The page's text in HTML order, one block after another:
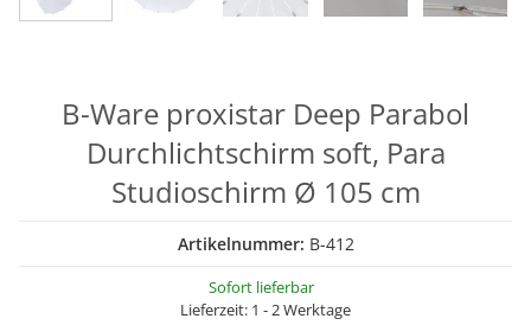
B-Ware proxistar Deep Parabol
Durchlichtschirm soft, Para
Studioschirm Ø 105 cm
Artikelnummer: B-412
Sofort lieferbar
Lieferzeit: 1 - 2 Werktage